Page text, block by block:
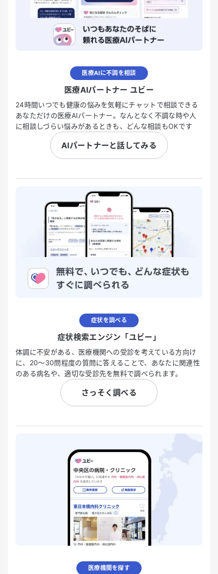
医療AIに不調を相談
医療AIパートナー ユビー
24時間いつでも健康の悩みを気軽にチャットで相談できる
あなただけの医療AIパートナー。なんとなく不調な時や人
に相談しづらい悩みがあるときも、どんな相談もOKです
AIパートナーと話してみる
症状を調べる
症状検索エンジン「ユビー」
体調に不安がある、医療機関への受診を考えている方向け
に、20〜30問程度の質問に答えることで、あなたに関連性
のある病名や、適切な受診先を無料で調べられます。
さっそく調べる
医療機関を探す